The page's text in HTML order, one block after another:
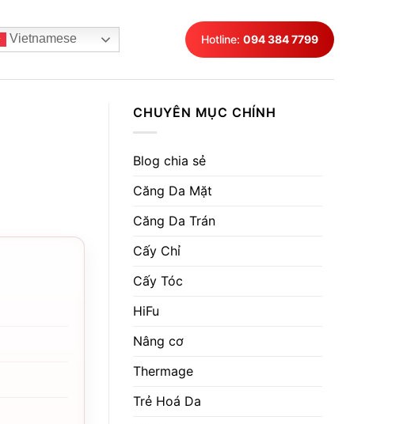
Vietnamese Hotline: 094 384 7799
CHUYÊN MỤC CHÍNH
Blog chia sẻ
Căng Da Mặt
Căng Da Trán
Cấy Chỉ
Cấy Tóc
HiFu
Nâng cơ
Thermage
Trẻ Hoá Da